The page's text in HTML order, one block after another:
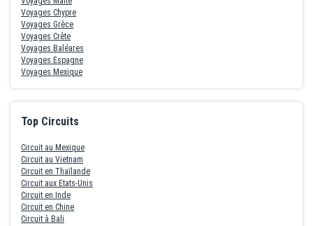
Voyages Chypre
Voyages Grèce
Voyages Crète
Voyages Baléares
Voyages Espagne
Voyages Mexique
Top Circuits
Circuit au Mexique
Circuit au Vietnam
Circuit en Thaïlande
Circuit aux Etats-Unis
Circuit en Inde
Circuit en Chine
Circuit à Bali